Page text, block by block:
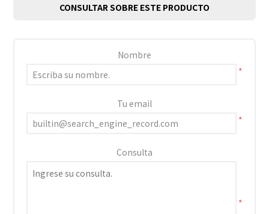
CONSULTAR SOBRE ESTE PRODUCTO
Nombre
*
Tu email
*
Consulta
*